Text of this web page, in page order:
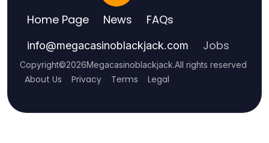
Home Page News FAQs
info@megacasinoblackjack.com Jobs
Copyright©2026Megacasinoblackjack.All rights reserved
About Us Privacy Terms Legal